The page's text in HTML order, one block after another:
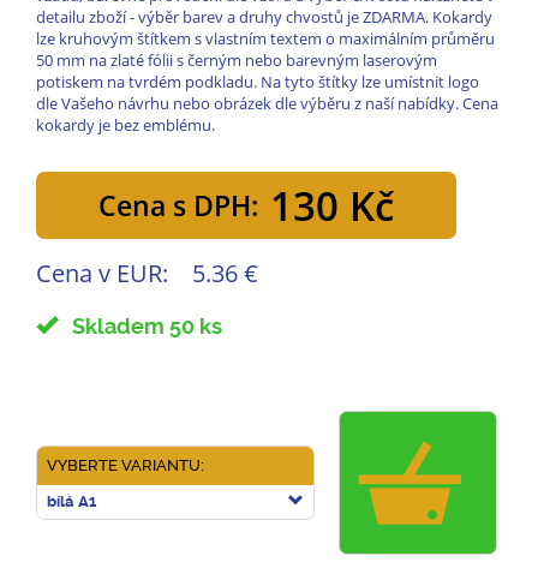
detailu zboží - výběr barev a druhy chvostů je ZDARMA. Kokardy
lze kruhovým štítkem s vlastním textem o maximálním průměru
50 mm na zlaté fólii s černým nebo barevným laserovým
potiskem na tvrdém podkladu. Na tyto štítky lze umístnit logo
dle Vašeho návrhu nebo obrázek dle výběru z naší nabídky. Cena
kokardy je bez emblému.
Cena s DPH: 130 Kč
Cena v EUR: 5.36 €
Skladem 50 ks
VYBERTE VARIANTU:
bílá A1